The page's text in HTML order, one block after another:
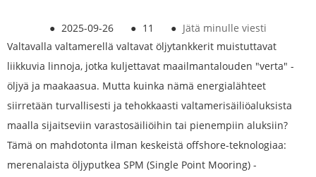
● 2025-09-26 ● 11 ● Jätä minulle viesti
Valtavalla valtamerellä valtavat öljytankkerit muistuttavat
liikkuvia linnoja, jotka kuljettavat maailmantalouden "verta" -
öljyä ja maakaasua. Mutta kuinka nämä energialähteet
siirretään turvallisesti ja tehokkaasti valtamerisäiliöaluksista
maalla sijaitseviin varastosäiliöihin tai pienempiin aluksiin?
Tämä on mahdotonta ilman keskeistä offshore-teknologiaa:
merenalaista öljyputkea SPM (Single Point Mooring) -